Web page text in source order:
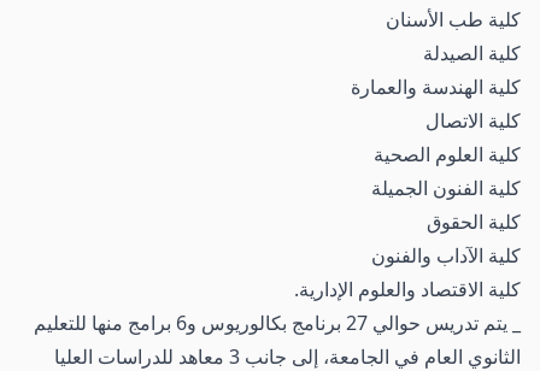
كلية طب الأسنان
كلية الصيدلة
كلية الهندسة والعمارة
كلية الاتصال
كلية العلوم الصحية
كلية الفنون الجميلة
كلية الحقوق
كلية الآداب والفنون
كلية الاقتصاد والعلوم الإدارية.
_ يتم تدريس حوالي 27 برنامج بكالوريوس و6 برامج منها للتعليم
الثانوي العام في الجامعة، إلى جانب 3 معاهد للدراسات العليا